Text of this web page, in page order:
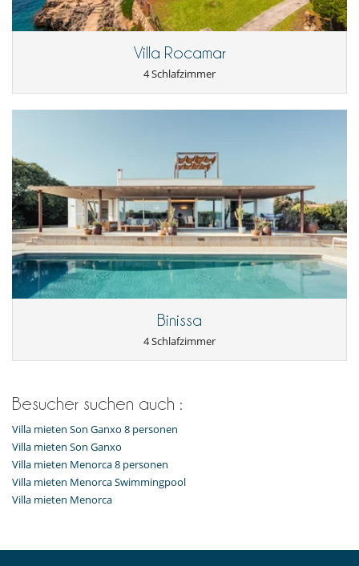
In der Nähe
Direkter Zugang zum Meer
Küche und Ausstattung
Cerankochfeld
Kaffeemaschine
Mixer
Toaster
voll ausgestattete Küche
Wasserkocher
Unterhaltung, Wohlbefinden & Sport
Außen-Swimmingpool
Fernseher
Internetzugang (Wifi)
Villa Rocamar
4 Schlafzimmer
Binissa
4 Schlafzimmer
Besucher suchen auch :
Villa mieten Son Ganxo 8 personen
Villa mieten Son Ganxo
Villa mieten Menorca 8 personen
Villa mieten Menorca Swimmingpool
Villa mieten Menorca